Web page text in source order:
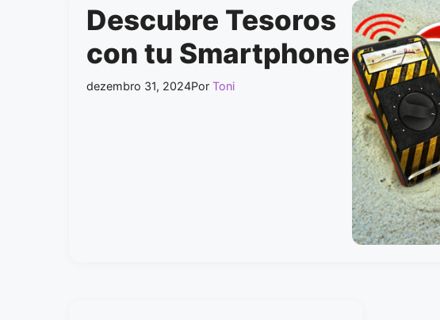
Descubre Tesoros
con tu Smartphone
dezembro 31, 2024Por Toni